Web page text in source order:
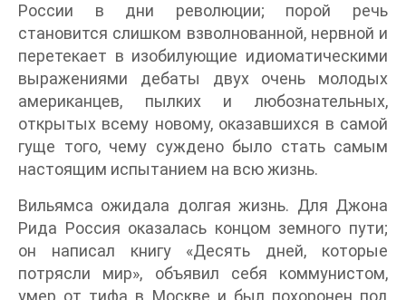
России в дни революции; порой речь
становится слишком взволнованной, нервной и
перетекает в изобилующие идиоматическими
выражениями дебаты двух очень молодых
американцев, пылких и любознательных,
открытых всему новому, оказавшихся в самой
гуще того, чему суждено было стать самым
настоящим испытанием на всю жизнь.
Вильямса ожидала долгая жизнь. Для Джона
Рида Россия оказалась концом земного пути;
он написал книгу «Десять дней, которые
потрясли мир», объявил себя коммунистом,